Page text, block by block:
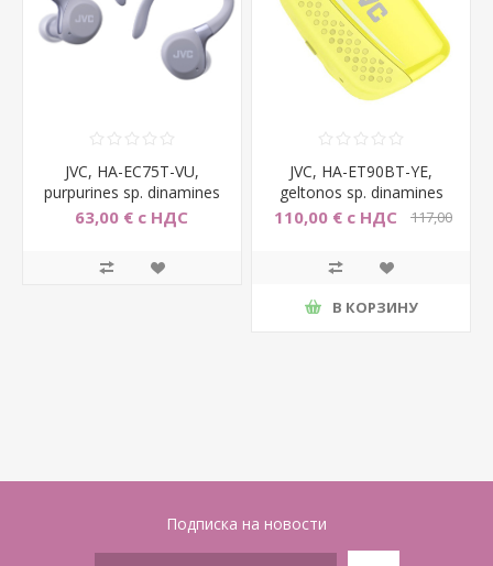
JVC, HA-EC75T-VU,
purpurines sp. dinamines
ausines
63,00 € с НДС
JVC, HA-ET90BT-YE,
geltonos sp. dinamines
ausines
110,00 € с НДС
117,00
В КОРЗИНУ
Подписка на новости